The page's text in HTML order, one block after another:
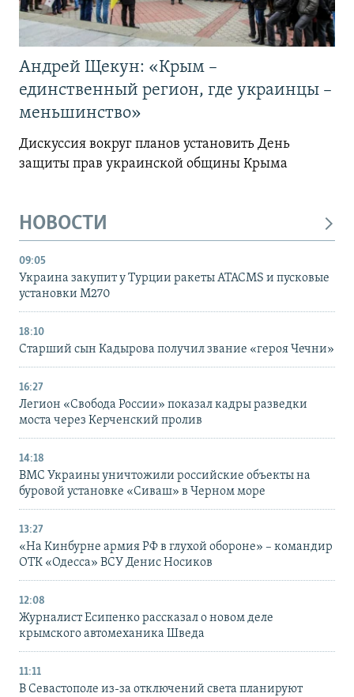
Андрей Щекун: «Крым –
единственный регион, где украинцы –
меньшинство»
Дискуссия вокруг планов установить День
защиты прав украинской общины Крыма
НОВОСТИ
09:05
Украина закупит у Турции ракеты ATACMS и пусковые
установки M270
18:10
Старший сын Кадырова получил звание «героя Чечни»
16:27
Легион «Свобода России» показал кадры разведки
моста через Керченский пролив
14:18
ВМС Украины уничтожили российские объекты на
буровой установке «Сиваш» в Черном море
13:27
«На Кинбурне армия РФ в глухой обороне» – командир
ОТК «Одесса» ВСУ Денис Носиков
12:08
Журналист Есипенко рассказал о новом деле
крымского автомеханика Шведа
11:11
В Севастополе из-за отключений света планируют